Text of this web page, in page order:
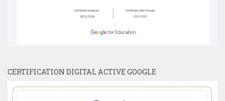
CERTIFICATION DIGITAL ACTIVE GOOGLE